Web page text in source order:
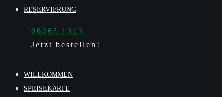
RESERVIERUNG
06265 1313
Jetzt bestellen!
WILLKOMMEN
SPEISEKARTE